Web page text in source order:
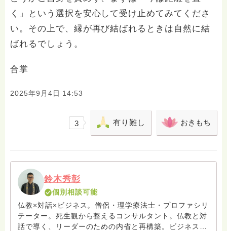
く」という選択を安心して受け止めてみてくださ
い。その上で、縁が再び結ばれるときは自然に結
ばれるでしょう。
合掌
2025年9月4日 14:53
3 有り難し おきもち
鈴木秀彰
個別相談可能
仏教×対話×ビジネス。僧侶・理学療法士・プロファシリ
テーター。死生観から整えるコンサルタント。仏教と対
話で導く、リーダーのための内省と再構築。ビジネスと